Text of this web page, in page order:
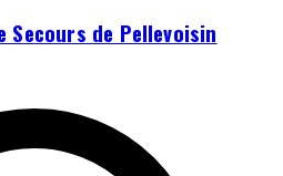
Secours de Pellevoisin